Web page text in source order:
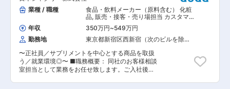
ションです。 ■入社後のサポート体制 入社後は
エリアマネージャーによるOJTを実施。 商談や売
場づくりも段階的に習得できます。 週1回のSVミ
ーティングでは成功事例や課題を共有し、チーム
で成長できる環境を整えています。 ■キャリアと
将来性 現時点では中途・正社員登用実績はありま
せんが、会社として有期から無期雇用への転換実
績はあり、長期的に活躍いただける制度整備を進
めています。 販売経験を「マネジメントスキル」
囲：会社の定める業務
条件交渉 ◆医療事務スタッフのマネジメント 受
託先医療機関で働くスタッフが安心して働ける環
境を整え、現場のマネージャーと一緒にサービス
クオリティの向上に努めます。 ・現場責任者（病
院マネージャー、リーダー）のサポートと育成 ・
面談、部署ミーティング等による適切な人員配置
の調整/実行 ・労務管理、モチベーション管理、
定着率向上施策の実施 ◆収支・運営管理 ・担当
案件の売上・コスト管理 ・IT・DX活用による人
件費最適化や運用改善の検討・提案 ・医療法規や
業種 / 職種
食品・飲料メーカー（原料含む） 化粧
品, 販売・接客・売り場担当 カスタマ
ーサポート・ユーザーサポート・オペ
レータ
年収 350万円~549万円
勤務地
東京都新宿区西新宿（次のビルを除
〜正社員／サプリメントを中心とする商品を取扱
う／就業環境◎〜 ■職務概要： 同社のお客様相談
室担当として業務をお任せ致します。ご入社後、